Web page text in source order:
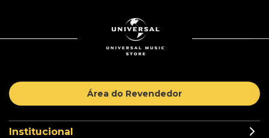
Área do Revendedor
Institucional